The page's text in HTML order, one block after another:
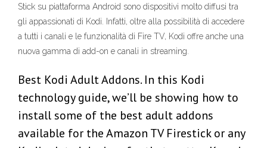
Stick su piattaforma Android sono dispositivi molto diffusi tra
gli appassionati di Kodi. Infatti, oltre alla possibilità di accedere
a tutti i canali e le funzionalità di Fire TV, Kodi offre anche una
nuova gamma di add-on e canali in streaming.
Best Kodi Adult Addons. In this Kodi
technology guide, we’ll be showing how to
install some of the best adult addons
available for the Amazon TV Firestick or any